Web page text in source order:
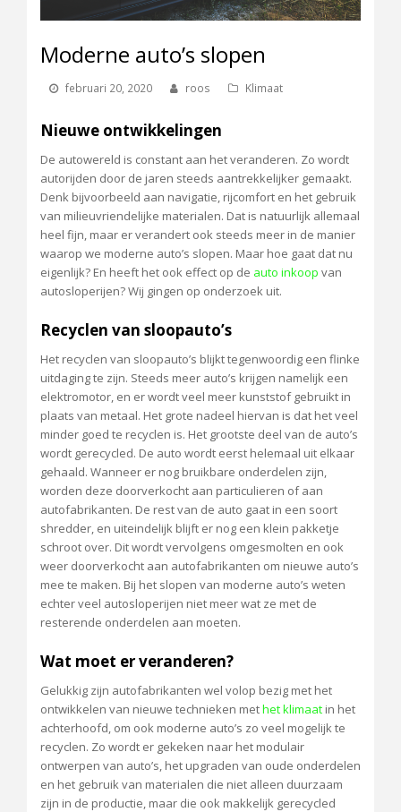
Moderne auto’s slopen
februari 20, 2020 roos Klimaat
Nieuwe ontwikkelingen
De autowereld is constant aan het veranderen. Zo wordt
autorijden door de jaren steeds aantrekkelijker gemaakt.
Denk bijvoorbeeld aan navigatie, rijcomfort en het gebruik
van milieuvriendelijke materialen. Dat is natuurlijk allemaal
heel fijn, maar er verandert ook steeds meer in de manier
waarop we moderne auto’s slopen. Maar hoe gaat dat nu
eigenlijk? En heeft het ook effect op de auto inkoop van
autosloperijen? Wij gingen op onderzoek uit.
Recyclen van sloopauto’s
Het recyclen van sloopauto’s blijkt tegenwoordig een flinke
uitdaging te zijn. Steeds meer auto’s krijgen namelijk een
elektromotor, en er wordt veel meer kunststof gebruikt in
plaats van metaal. Het grote nadeel hiervan is dat het veel
minder goed te recyclen is. Het grootste deel van de auto’s
wordt gerecycled. De auto wordt eerst helemaal uit elkaar
gehaald. Wanneer er nog bruikbare onderdelen zijn,
worden deze doorverkocht aan particulieren of aan
autofabrikanten. De rest van de auto gaat in een soort
shredder, en uiteindelijk blijft er nog een klein pakketje
schroot over. Dit wordt vervolgens omgesmolten en ook
weer doorverkocht aan autofabrikanten om nieuwe auto’s
mee te maken. Bij het slopen van moderne auto’s weten
echter veel autosloperijen niet meer wat ze met de
resterende onderdelen aan moeten.
Wat moet er veranderen?
Gelukkig zijn autofabrikanten wel volop bezig met het
ontwikkelen van nieuwe technieken methet klimaat in het
achterhoofd, om ook moderne auto’s zo veel mogelijk te
recyclen. Zo wordt er gekeken naar het modulair
ontwerpen van auto’s, het upgraden van oude onderdelen
en het gebruik van materialen die niet alleen duurzaam
zijn in de productie, maar die ook makkelijk gerecycled